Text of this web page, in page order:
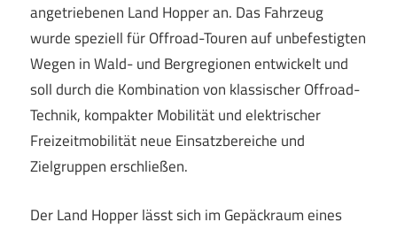
angetriebenen Land Hopper an. Das Fahrzeug
wurde speziell für Offroad-Touren auf unbefestigten
Wegen in Wald- und Bergregionen entwickelt und
soll durch die Kombination von klassischer Offroad-
Technik, kompakter Mobilität und elektrischer
Freizeitmobilität neue Einsatzbereiche und
Zielgruppen erschließen.
Der Land Hopper lässt sich im Gepäckraum eines